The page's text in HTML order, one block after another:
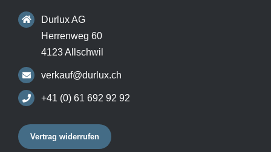
Durlux AG
Herrenweg 60
4123 Allschwil
verkauf@durlux.ch
+41 (0) 61 692 92 92
Vertrag widerrufen